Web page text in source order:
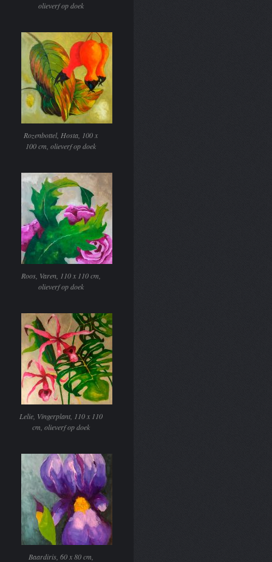
olieverf op doek
Rozenbottel, Hosta, 100 x
100 cm, olieverf op doek
Roos, Varen, 110 x 110 cm,
olieverf op doek
Lelie, Vingerplant, 110 x 110
cm, olieverf op doek
Baardiris, 60 x 80 cm,